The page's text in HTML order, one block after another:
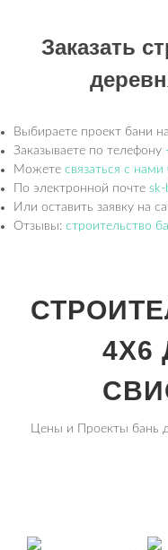
Заказать
Выбираете проект бани
Заказываете по телефону
Можете связаться с нами
По электронной почте sk-
Или оставить заявку на
Отзывы: строительство
4Х6
Цены и Проекты бань